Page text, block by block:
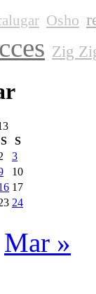
Osho
Zig
S
S
3
10
17
24
Mar »